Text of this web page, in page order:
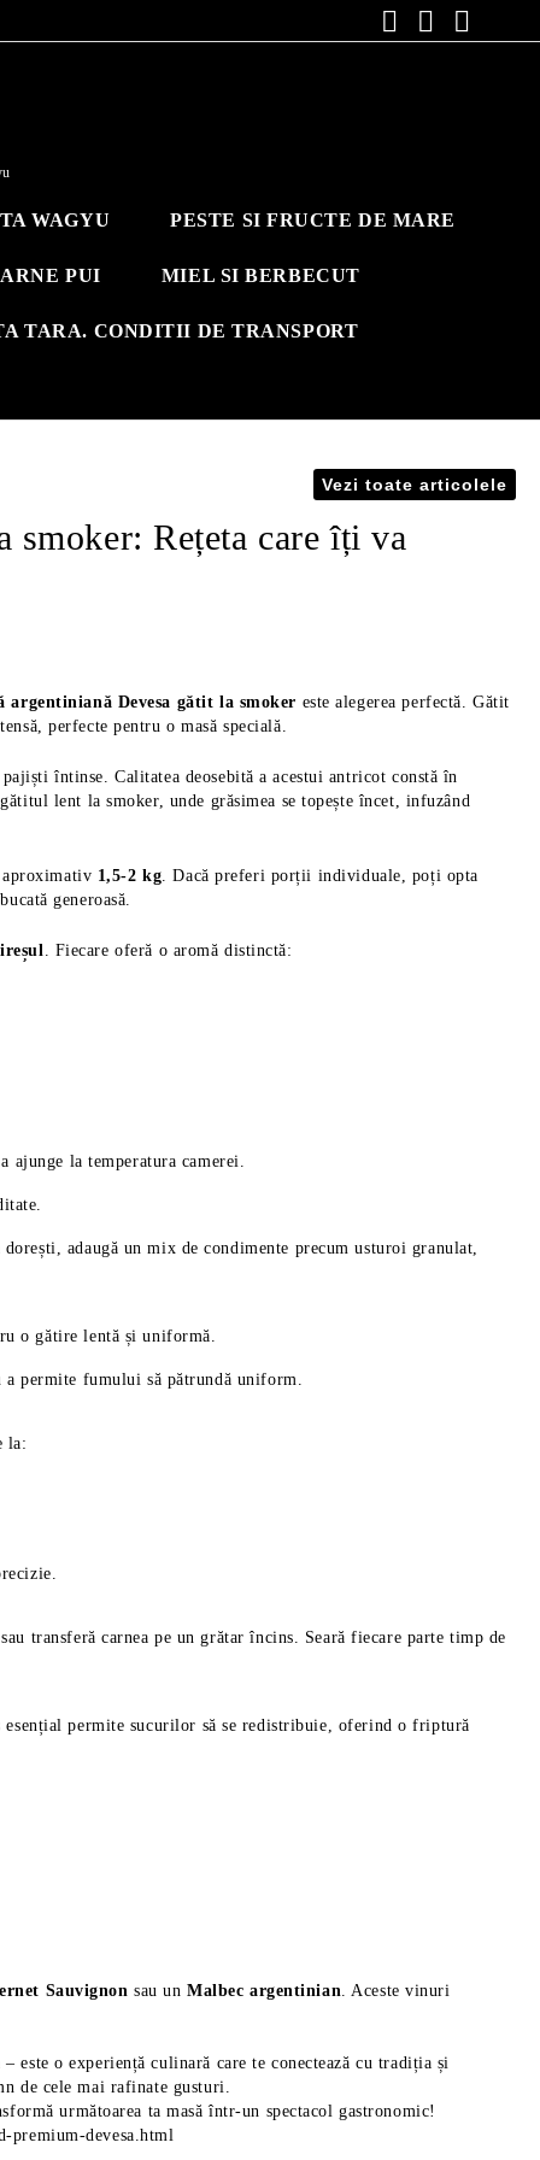
WAGYU PESTE SI FRUCTE DE MARE
PUI MIEL SI BERBECUT
TARA. CONDITII DE TRANSPORT
Vezi toate articolele
smoker: Rețeta care îți va
Devesa gătit la smoker este alegerea perfectă. Gătit
perfecte pentru o masă specială.
întinse. Calitatea deosebită a acestui antricot constă în
lent la smoker, unde grăsimea se topește încet, infuzând
aproximativ 1,5-2 kg. Dacă preferi porții individuale, poți opta
generoasă.
. Fiecare oferă o aromă distinctă:
la temperatura camerei.
adaugă un mix de condimente precum usturoi granulat,
o gătire lentă și uniformă.
a permite fumului să pătrundă uniform.
la:
transferă carnea pe un grătar încins. Seară fiecare parte timp de
esențial permite sucurilor să se redistribuie, oferind o friptură
Sauvignon sau unMalbec argentinian. Aceste vinuri
este o experiență culinară care te conectează cu tradiția și
de cele mai rafinate gusturi.
următoarea ta masă într-un spectacol gastronomic!
premium-devesa.html